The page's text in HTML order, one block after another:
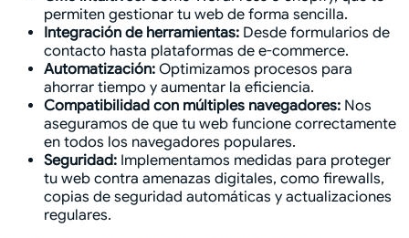
permiten gestionar tu web de forma sencilla.
Integración de herramientas: Desde formularios de
contacto hasta plataformas de e-commerce.
Automatización: Optimizamos procesos para
ahorrar tiempo y aumentar la eficiencia.
Compatibilidad con múltiples navegadores: Nos
aseguramos de que tu web funcione correctamente
en todos los navegadores populares.
Seguridad: Implementamos medidas para proteger
tu web contra amenazas digitales, como firewalls,
copias de seguridad automáticas y actualizaciones
regulares.